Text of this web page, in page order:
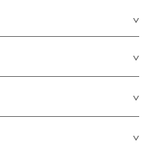
cotton3.00%
en remojo / no
Card y American